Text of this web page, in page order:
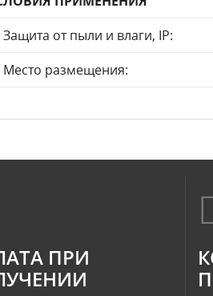
Защита от пыли и влаги, IP:
Место размещения:
ПРИ